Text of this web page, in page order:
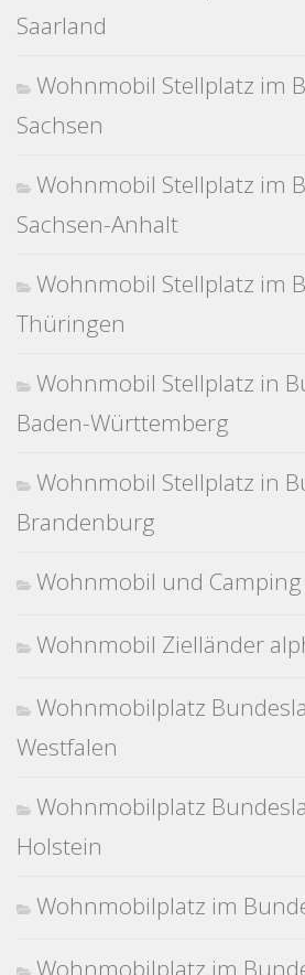
Saarland
Wohnmobil Stellplatz im
Sachsen
Wohnmobil Stellplatz im
Sachsen-Anhalt
Wohnmobil Stellplatz im
Thüringen
Wohnmobil Stellplatz in
Baden-Württemberg
Wohnmobil Stellplatz in
Brandenburg
Wohnmobil und
Wohnmobil Zielländer
Wohnmobilplatz
Westfalen
Wohnmobilplatz
Holstein
Wohnmobilplatz im
Wohnmobilplatz im